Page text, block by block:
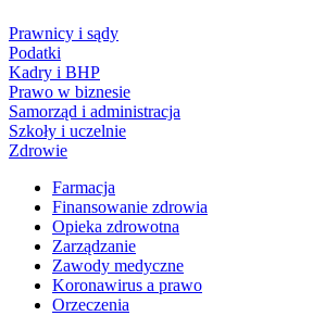
Prawnicy i sądy
Podatki
Kadry i BHP
Prawo w biznesie
Samorząd i administracja
Szkoły i uczelnie
Zdrowie
Farmacja
Finansowanie zdrowia
Opieka zdrowotna
Zarządzanie
Zawody medyczne
Koronawirus a prawo
Orzeczenia